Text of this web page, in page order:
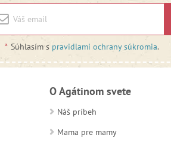
* Súhlasím s pravidlami ochrany súkromia.
O Agátinom svete
Náš príbeh
Mama pre mamy